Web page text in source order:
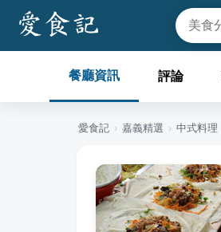
餐廳資訊 評論
愛食記 › 嘉義精選 › 中式料理